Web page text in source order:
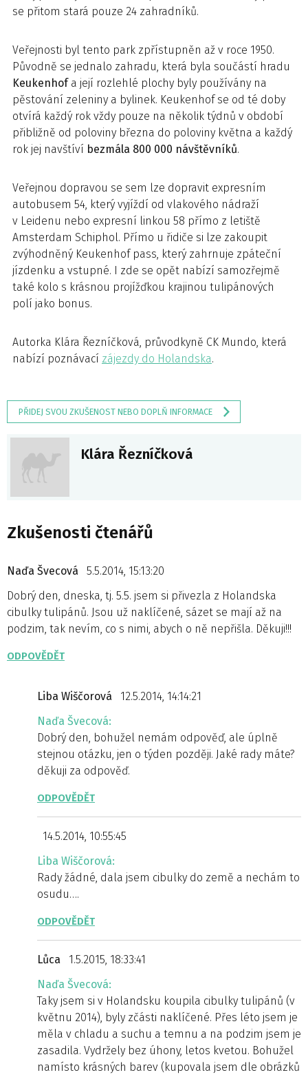
se přitom stará pouze 24 zahradníků.
Veřejnosti byl tento park zpřístupněn až v roce 1950.
Původně se jednalo zahradu, která byla součástí hradu
Keukenhofa její rozlehlé plochy byly používány na
pěstování zeleniny a bylinek. Keukenhof se od té doby
otvírá každý rok vždy pouze na několik týdnů v období
přibližně od poloviny března do poloviny května a každý
rok jej navštíví bezmála 800 000 návštěvníků.
Veřejnou dopravou se sem lze dopravit expresním
autobusem 54, který vyjíždí od vlakového nádraží
v Leidenu nebo expresní linkou 58 přímo z letiště
Amsterdam Schiphol. Přímo u řidiče si lze zakoupit
zvýhodněný Keukenhof pass, který zahrnuje zpáteční
jízdenku a vstupné. I zde se opět nabízí samozřejmě
také kolo s krásnou projížďkou krajinou tulipánových
polí jako bonus.
Autorka Klára Řezníčková, průvodkyně CK Mundo, která
nabízí poznávací zájezdy do Holandska.
PŘIDEJ SVOU ZKUŠENOST NEBO DOPLŇ INFORMACE
Klára Řezníčková
Zkušenosti čtenářů
Naďa Švecová
5.5.2014, 15:13:20
Dobrý den, dneska, tj. 5.5. jsem si přivezla z Holandska
cibulky tulipánů. Jsou už naklíčené, sázet se mají až na
podzim, tak nevím, co s nimi, abych o ně nepřišla. Děkuji!!!
ODPOVĚDĚT
Liba Wiščorová
12.5.2014, 14:14:21
Naďa Švecová:
Dobrý den, bohužel nemám odpověď, ale úplně
stejnou otázku, jen o týden později. Jaké rady máte?
děkuji za odpověď.
ODPOVĚDĚT
14.5.2014, 10:55:45
Liba Wiščorová:
Rady žádné, dala jsem cibulky do země a nechám to
osudu….
ODPOVĚDĚT
Lůca
1.5.2015, 18:33:41
Naďa Švecová:
Taky jsem si v Holandsku koupila cibulky tulipánů (v
květnu 2014), byly zčásti naklíčené. Přes léto jsem je
měla v chladu a suchu a temnu a na podzim jsem je
zasadila. Vydržely bez úhony, letos kvetou. Bohužel
namísto krásných barev (kupovala jsem dle obrázků